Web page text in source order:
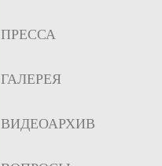
ПРЕССА
ГАЛЕРЕЯ
ВИДЕОАРХИВ